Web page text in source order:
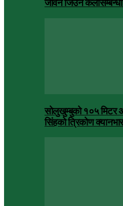
जीवन जिउने कलासम्बन्धी
सोलुखुम्बुको १०५ मिटर
सिंहको त्रिकोण